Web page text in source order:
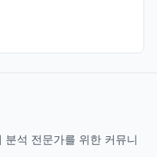
석 전문가를 위한 커뮤니